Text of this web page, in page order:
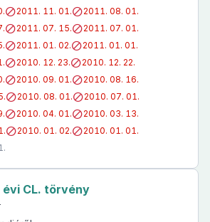
2011. 11. 01.
2011. 08. 01.
2011. 07. 15.
2011. 07. 01.
2011. 01. 02.
2011. 01. 01.
2010. 12. 23.
2010. 12. 22.
2010. 09. 01.
2010. 08. 16.
2010. 08. 01.
2010. 07. 01.
2010. 04. 01.
2010. 03. 13.
2010. 01. 02.
2010. 01. 01.
évi CL. törvény